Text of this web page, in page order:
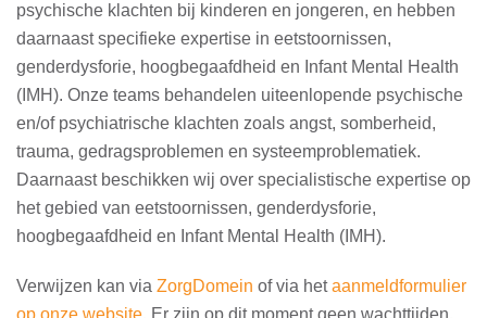
psychische klachten bij kinderen en jongeren, en hebben
daarnaast specifieke expertise in eetstoornissen,
genderdysforie, hoogbegaafdheid en Infant Mental Health
(IMH). Onze teams behandelen uiteenlopende psychische
en/of psychiatrische klachten zoals angst, somberheid,
trauma, gedragsproblemen en systeemproblematiek.
Daarnaast beschikken wij over specialistische expertise op
het gebied van eetstoornissen, genderdysforie,
hoogbegaafdheid en Infant Mental Health (IMH).
Verwijzen kan via ZorgDomein of via hetaanmeldformulier
op onze website. Er zijn op dit moment geen wachttijden.